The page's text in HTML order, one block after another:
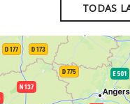
TODAS